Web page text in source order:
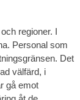
regioner. I
Personal som
Det
välfärd, i
gå emot